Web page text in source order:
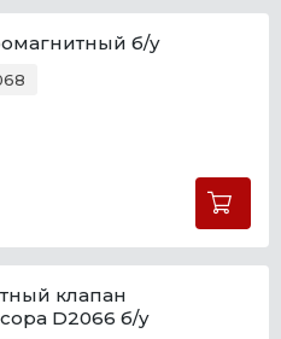
б/у
клапан
D2066 б/у